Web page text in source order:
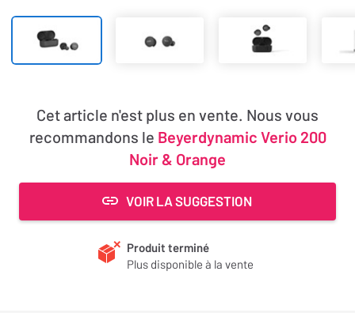
Cet article n'est plus en vente. Nous vous
recommandons le Beyerdynamic Verio 200
Noir & Orange
VOIR LA SUGGESTION
Produit terminé
Plus disponible à la vente